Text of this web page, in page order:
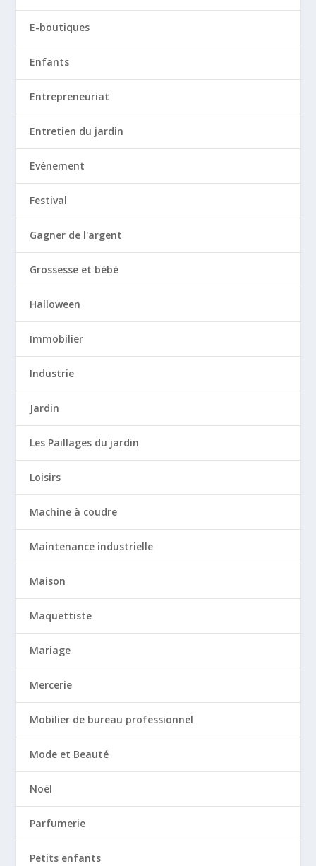
E-boutiques
Enfants
Entrepreneuriat
Entretien du jardin
Evénement
Festival
Gagner de l'argent
Grossesse et bébé
Halloween
Immobilier
Industrie
Jardin
Les Paillages du jardin
Loisirs
Machine à coudre
Maintenance industrielle
Maison
Maquettiste
Mariage
Mercerie
Mobilier de bureau professionnel
Mode et Beauté
Noël
Parfumerie
Petits enfants